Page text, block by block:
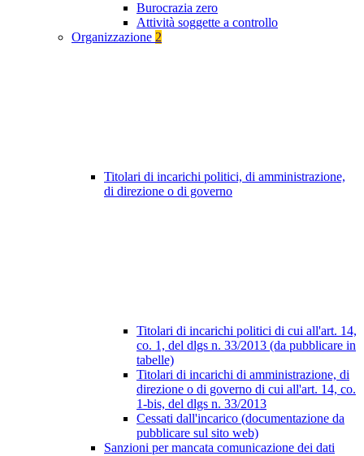
Burocrazia zero
Attività soggette a controllo
Organizzazione 2
Titolari di incarichi politici, di amministrazione,
di direzione o di governo
Titolari di incarichi politici di cui all'art. 14,
co. 1, del dlgs n. 33/2013 (da pubblicare in
tabelle)
Titolari di incarichi di amministrazione, di
direzione o di governo di cui all'art. 14, co.
1-bis, del dlgs n. 33/2013
Cessati dall'incarico (documentazione da
pubblicare sul sito web)
Sanzioni per mancata comunicazione dei dati